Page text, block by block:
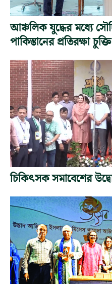
আঞ্চলিক যুদ্ধের মধ্যে
পাকিস্তানের প্রতিরক্ষা
চিকিৎসক সমাবেশের